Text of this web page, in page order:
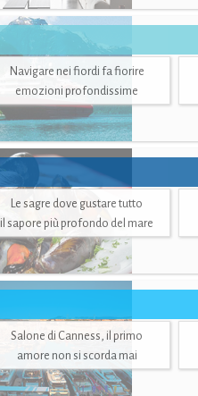
Navigare nei fiordi fa fiorire
emozioni profondissime
Le sagre dove gustare tutto
il sapore più profondo del mare
Salone di Canness, il primo
amore non si scorda mai